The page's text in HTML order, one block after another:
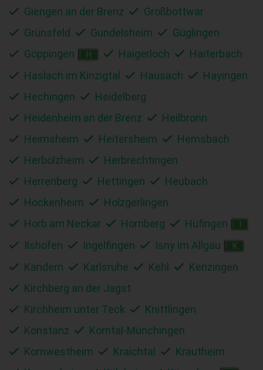
Giengen an der Brenz
Großbottwar
Grünsfeld
Gundelsheim
Güglingen
Göppingen
H Haigerloch
Haiterbach
Haslach im Kinzigtal
Hausach
Hayingen
Hechingen
Heidelberg
Heidenheim an der Brenz
Heilbronn
Heimsheim
Heitersheim
Hemsbach
Herbolzheim
Herbrechtingen
Herrenberg
Hettingen
Heubach
Hockenheim
Holzgerlingen
Horb am Neckar
Hornberg Hüfingen
Ilshofen Ingelfingen Isny im Allgäu K
Kandern Karlsruhe Kehl
Kenzingen
Kirchberg an der Jagst
Kirchheim unter Teck
Knittlingen
Konstanz
Korntal-Münchingen
Kornwestheim
Kraichtal
Krautheim